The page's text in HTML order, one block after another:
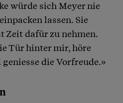
würde sich Meyer nie
lassen. Sie
Zeit dafür zu nehmen.
Tür hinter mir, höre
die Vorfreude.»